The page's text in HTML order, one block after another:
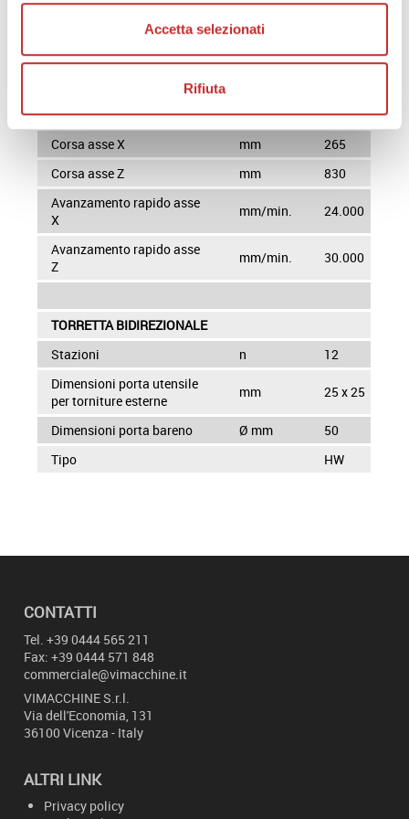
Accetta selezionati
Rifiuta
Velocità mandrino
giri/min
Potenza 30 min/continuo
kW 26/18.5
CORSE ED AVANZAMENTI
Corsa asse X
mm
265
Corsa asse Z
mm
830
Avanzamento rapido asse
X
mm/min. 24.000
Avanzamento rapido asse
Z
mm/min. 30.000
TORRETTA BIDIREZIONALE
Stazioni
n
12
Dimensioni porta utensile
per torniture esterne
mm 25 x 25
Dimensioni porta bareno Ø mm
50
Tipo
HW
CONTATTI
Tel. +39 0444 565 211
Fax: +39 0444 571 848
commerciale@vimacchine.it
VIMACCHINES.r.l.
Via dell'Economia, 131
36100 Vicenza - Italy
ALTRI LINK
Privacy policy